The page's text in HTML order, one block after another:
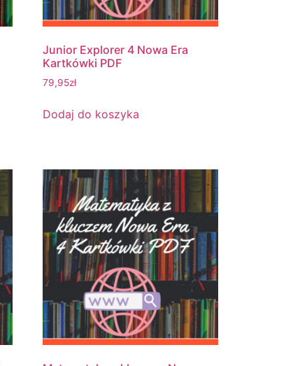
Junior Explorer 4 Nowa Era
Kartkówki PDF
79,95zł
Dodaj do koszyka